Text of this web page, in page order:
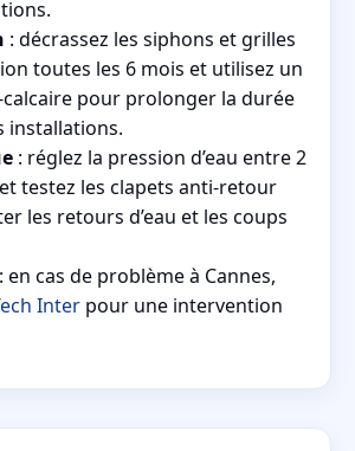
: décrassez les siphons et grilles
toutes les 6 mois et utilisez un
pour prolonger la durée
installations.
: réglez la pression d’eau entre 2
testez les clapets anti-retour
les retours d’eau et les coups
: en cas de problème à Cannes,
Inter pour une intervention